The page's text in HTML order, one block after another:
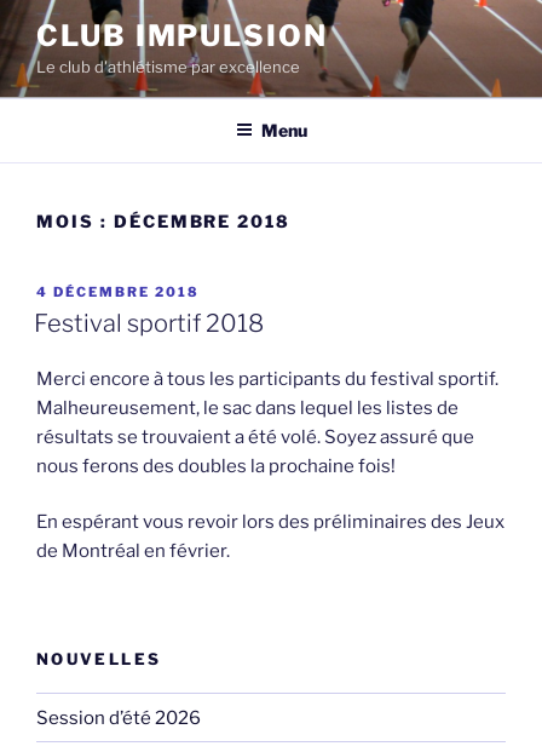
Aller
au
contenu
CLUB IMPULSION
Le club d'athlétisme par excellence
Menu
MOIS : DÉCEMBRE 2018
PUBLIÉ
LE
4 DÉCEMBRE 2018
Festival sportif 2018
Merci encore à tous les participants du festival sportif.
Malheureusement, le sac dans lequel les listes de
résultats se trouvaient a été volé. Soyez assuré que
nous ferons des doubles la prochaine fois!
En espérant vous revoir lors des préliminaires des Jeux
de Montréal en février.
NOUVELLES
Session d’été 2026